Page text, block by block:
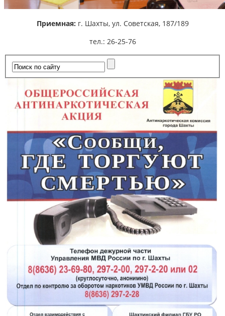
Приемная: г. Шахты, ул. Советская, 187/189
тел.: 26-25-76